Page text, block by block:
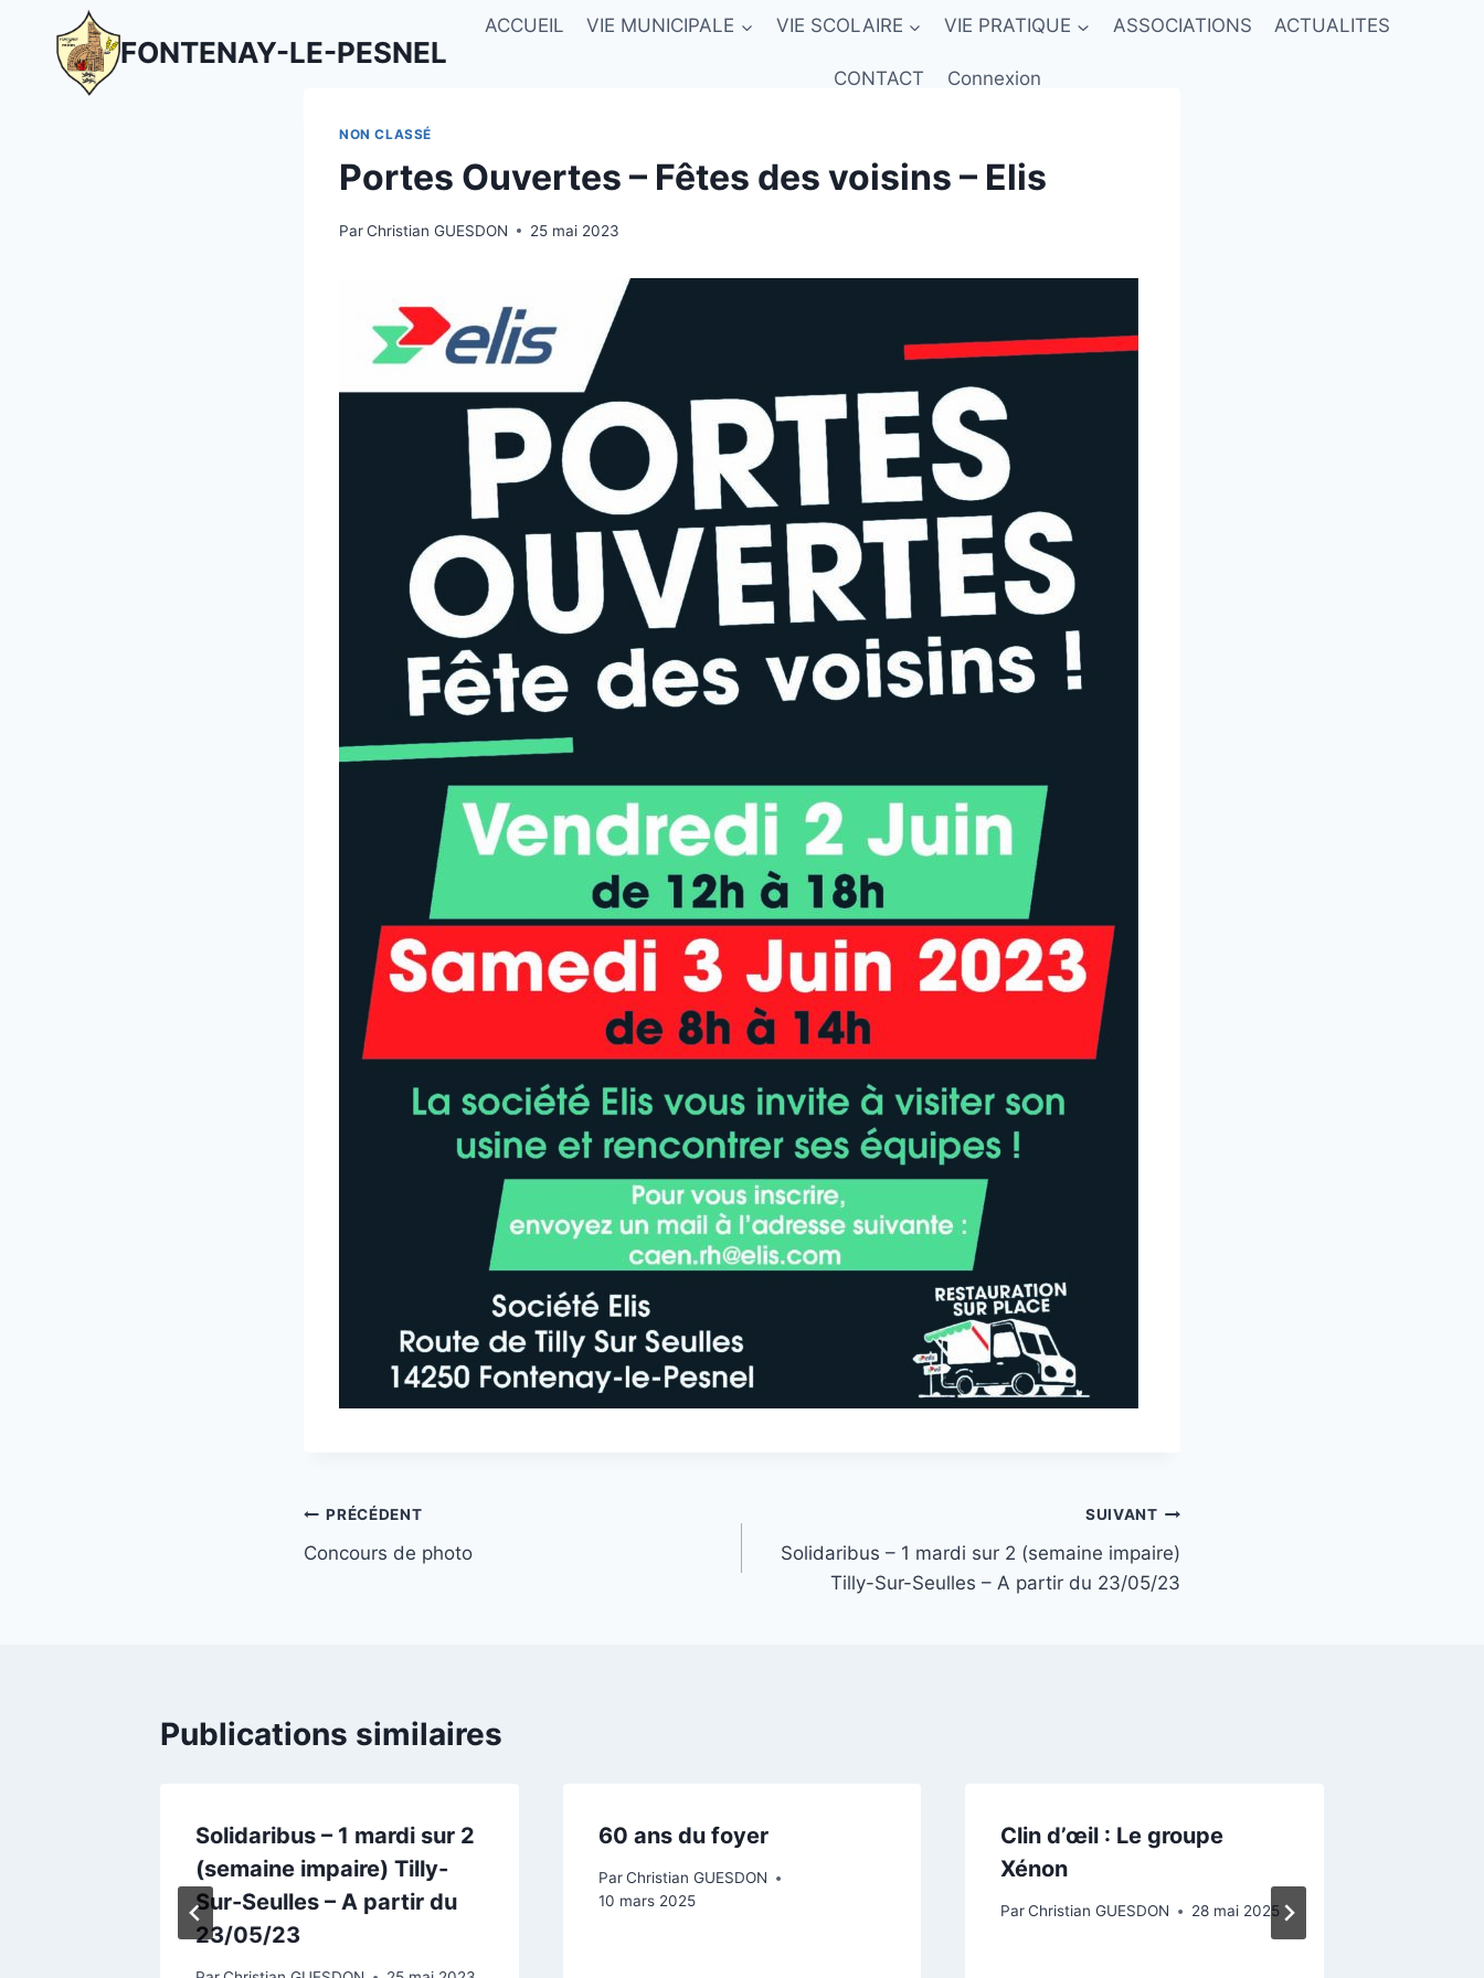
contenu
FONTENAY-LE-PESNEL
ACCUEIL VIE MUNICIPALE VIE SCOLAIRE VIE PRATIQUE ASSOCIATIONS ACTUALITES
CONTACT Connexion
NON CLASSÉ
Portes Ouvertes – Fêtes des voisins – Elis
ParChristian GUESDON 25 mai 2023
Navigation
de
PRÉCÉDENT
Concours de photo
SUIVANT
Solidaribus – 1 mardi sur 2 (semaine impaire)
Tilly-Sur-Seulles – A partir du 23/05/23
Publications similaires
Solidaribus – 1 mardi sur 2
(semaine impaire) Tilly-
Sur-Seulles – A partir du
23/05/23
60 ans du foyer
Par Christian GUESDON
10 mars 2025
Clin d’œil : Le groupe
Xénon
Par Christian GUESDON 28 mai 2025